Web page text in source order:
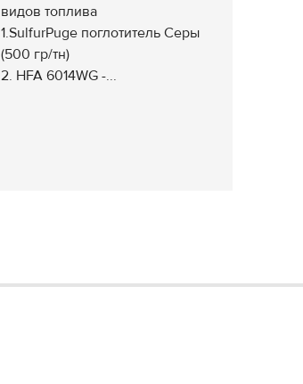
видов топлива
1.SulfurPuge поглотитель Серы
(500 гр/тн)
2. HFA 6014WG -...